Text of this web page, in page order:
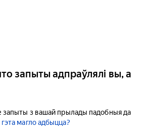
запыты адпраўлялі вы, а
запыты з вашай прылады падобныя да
магло адбыцца?